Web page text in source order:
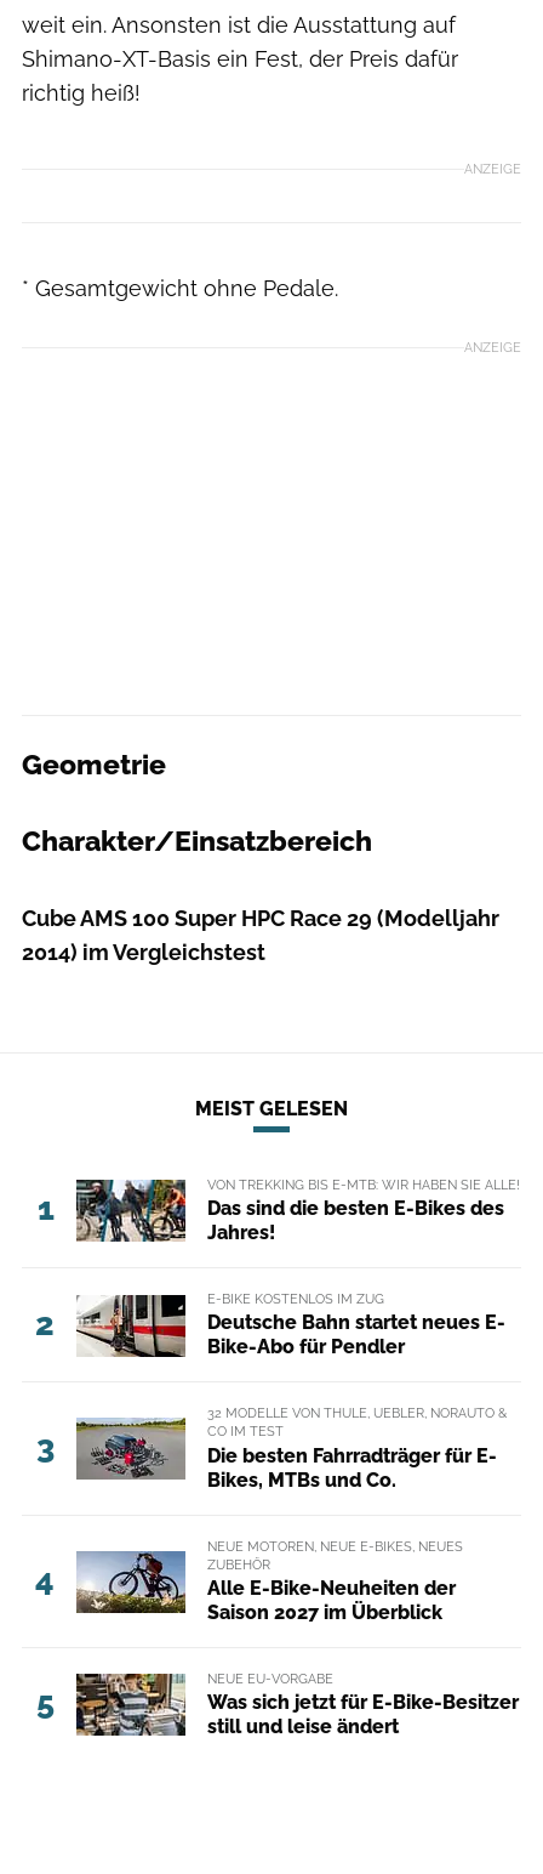
weit ein. Ansonsten ist die Ausstattung auf
Shimano-XT-­Basis ein Fest, der Preis dafür
richtig heiß!
ANZEIGE
* Gesamtgewicht ohne Pedale.
ANZEIGE
Geometrie
Charakter/Einsatzbereich
Cube AMS 100 Super HPC Race 29 (Modelljahr
2014) im Vergleichstest
MEIST GELESEN
1
VON TREKKING BIS E-MTB: WIR HABEN SIE ALLE!
Das sind die besten E-Bikes des
Jahres!
2
E-BIKE KOSTENLOS IM ZUG
Deutsche Bahn startet neues E-
Bike-Abo für Pendler
3
32 MODELLE VON THULE, UEBLER, NORAUTO &
CO IM TEST
Die besten Fahrradträger für E-
Bikes, MTBs und Co.
4
NEUE MOTOREN, NEUE E-BIKES, NEUES
ZUBEHÖR
Alle E-Bike-Neuheiten der
Saison 2027 im Überblick
5
NEUE EU-VORGABE
Was sich jetzt für E-Bike-Besitzer
still und leise ändert